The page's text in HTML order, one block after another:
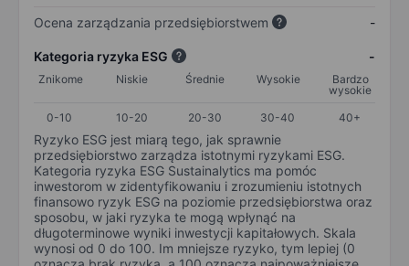
Ocena zarządzania przedsiębiorstwem
-
Kategoria ryzyka ESG -
Znikome Niskie Średnie Wysokie
Bardzo
wysokie
0-10
10-20 20-30 30-40 40+
Ryzyko ESG jest miarą tego, jak sprawnie
przedsiębiorstwo zarządza istotnymi ryzykami ESG.
Kategoria ryzyka ESG Sustainalytics ma pomóc
inwestorom w zidentyfikowaniu i zrozumieniu istotnych
finansowo ryzyk ESG na poziomie przedsiębiorstwa oraz
sposobu, w jaki ryzyka te mogą wpłynąć na
długoterminowe wyniki inwestycji kapitałowych. Skala
wynosi od 0 do 100. Im mniejsze ryzyko, tym lepiej (0